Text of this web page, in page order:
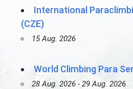
International
(CZE)
15 Aug. 2026
World Climbing Para
28 Aug. 2026 - 29 Aug. 2026